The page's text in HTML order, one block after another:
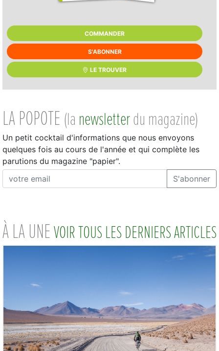
COMMANDER
S'ABONNER
LE TROUVER
LA POPOTE (la newsletterdu magazine)
Un petit cocktail d'informations que nous envoyons
quelques fois au cours de l'année et qui complète les
parutions du magazine "papier".
S'abonner
À LA UNE VOIR TOUS LES DERNIERS ARTICLES
LIRE L'ARTICLE